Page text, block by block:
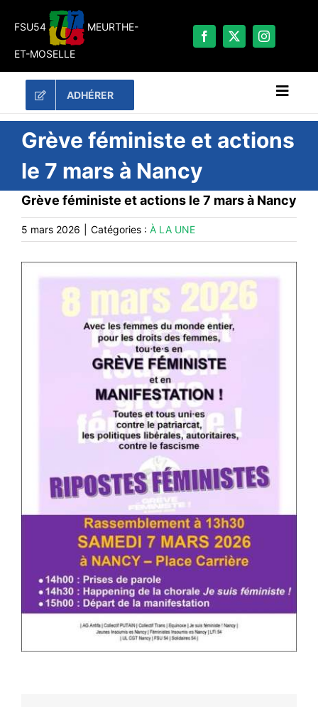
FSU54 MEURTHE-
ET-MOSELLE
ADHÉRER
RECHERCHER:
LES UNES
#ACTUALITÉS
LA FSU 54
PUBLICATIONS
CONTACT
#ACTIONS
#VOS ÉLUES
#FORMATION
#COMMUNIQUÉS
#ÉLECTIONS
#DÉBATS
#PRESSE
#ARCHIVES
Grève féministe et actions
le 7 mars à Nancy
Grève féministe et actions le 7 mars à Nancy
5 mars 2026 Catégories : À LA UNE